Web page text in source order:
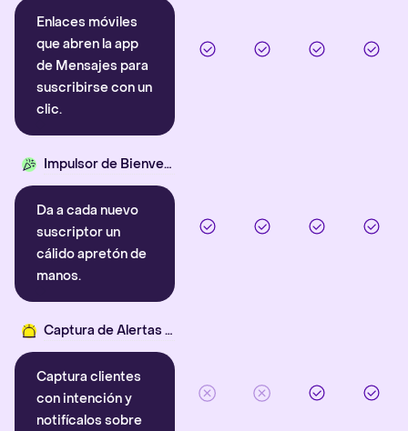
Enlaces móviles
que abren la app
de Mensajes para
suscribirse con un
clic.
Impulsor de Bienvenida
Da a cada nuevo
suscriptor un
cálido apretón de
manos.
Captura de Alertas Inteligentes
Captura clientes
con intención y
notifícalos sobre